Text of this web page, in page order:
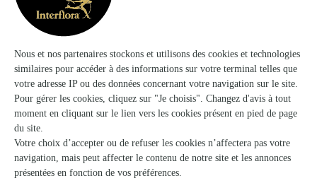
D’une Fleur A L’autre
Trouville Sur Mer
★★★★★3.4 (42)
159 Rue Général de Gaulle
Voir la boutique